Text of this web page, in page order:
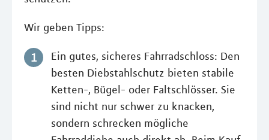
Wir geben Tipps:
Ein gutes, sicheres Fahrradschloss: Den
besten Diebstahlschutz bieten stabile
Ketten-, Bügel- oder Faltschlösser. Sie
sind nicht nur schwer zu knacken,
sondern schrecken mögliche